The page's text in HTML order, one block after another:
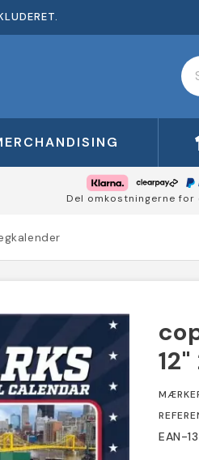
Del omkostningerne for
EAN-13